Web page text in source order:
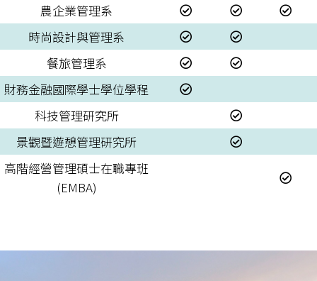
農企業管理系
時尚設計與管理系
餐旅管理系
財務金融國際學士學位學程
科技管理研究所
景觀暨遊憩管理研究所
高階經營管理碩士在職專班
(EMBA)